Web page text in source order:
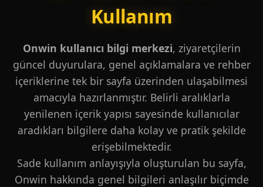
Kullanım
Onwin kullanıcı bilgi merkezi, ziyaretçilerin
güncel duyurulara, genel açıklamalara ve rehber
içeriklerine tek bir sayfa üzerinden ulaşabilmesi
amacıyla hazırlanmıştır. Belirli aralıklarla
yenilenen içerik yapısı sayesinde kullanıcılar
aradıkları bilgilere daha kolay ve pratik şekilde
erişebilmektedir.
Sade kullanım anlayışıyla oluşturulan bu sayfa,
Onwin hakkında genel bilgileri anlaşılır biçimde